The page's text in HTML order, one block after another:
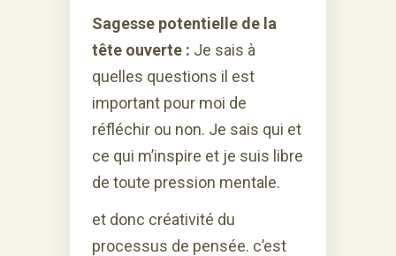
Sagesse potentielle de la
tête ouverte : Je sais à
quelles questions il est
important pour moi de
réfléchir ou non. Je sais qui et
ce qui m’inspire et je suis libre
de toute pression mentale.
et donc créativité du
processus de pensée. c’est